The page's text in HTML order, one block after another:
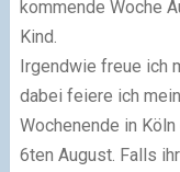
kommende Woche
Kind.
Irgendwie freue ich
dabei feiere ich
Wochenende in
6ten August. Falls